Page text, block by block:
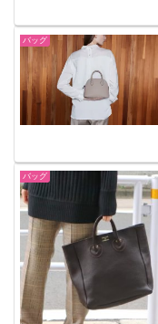
バッグ
バッグ